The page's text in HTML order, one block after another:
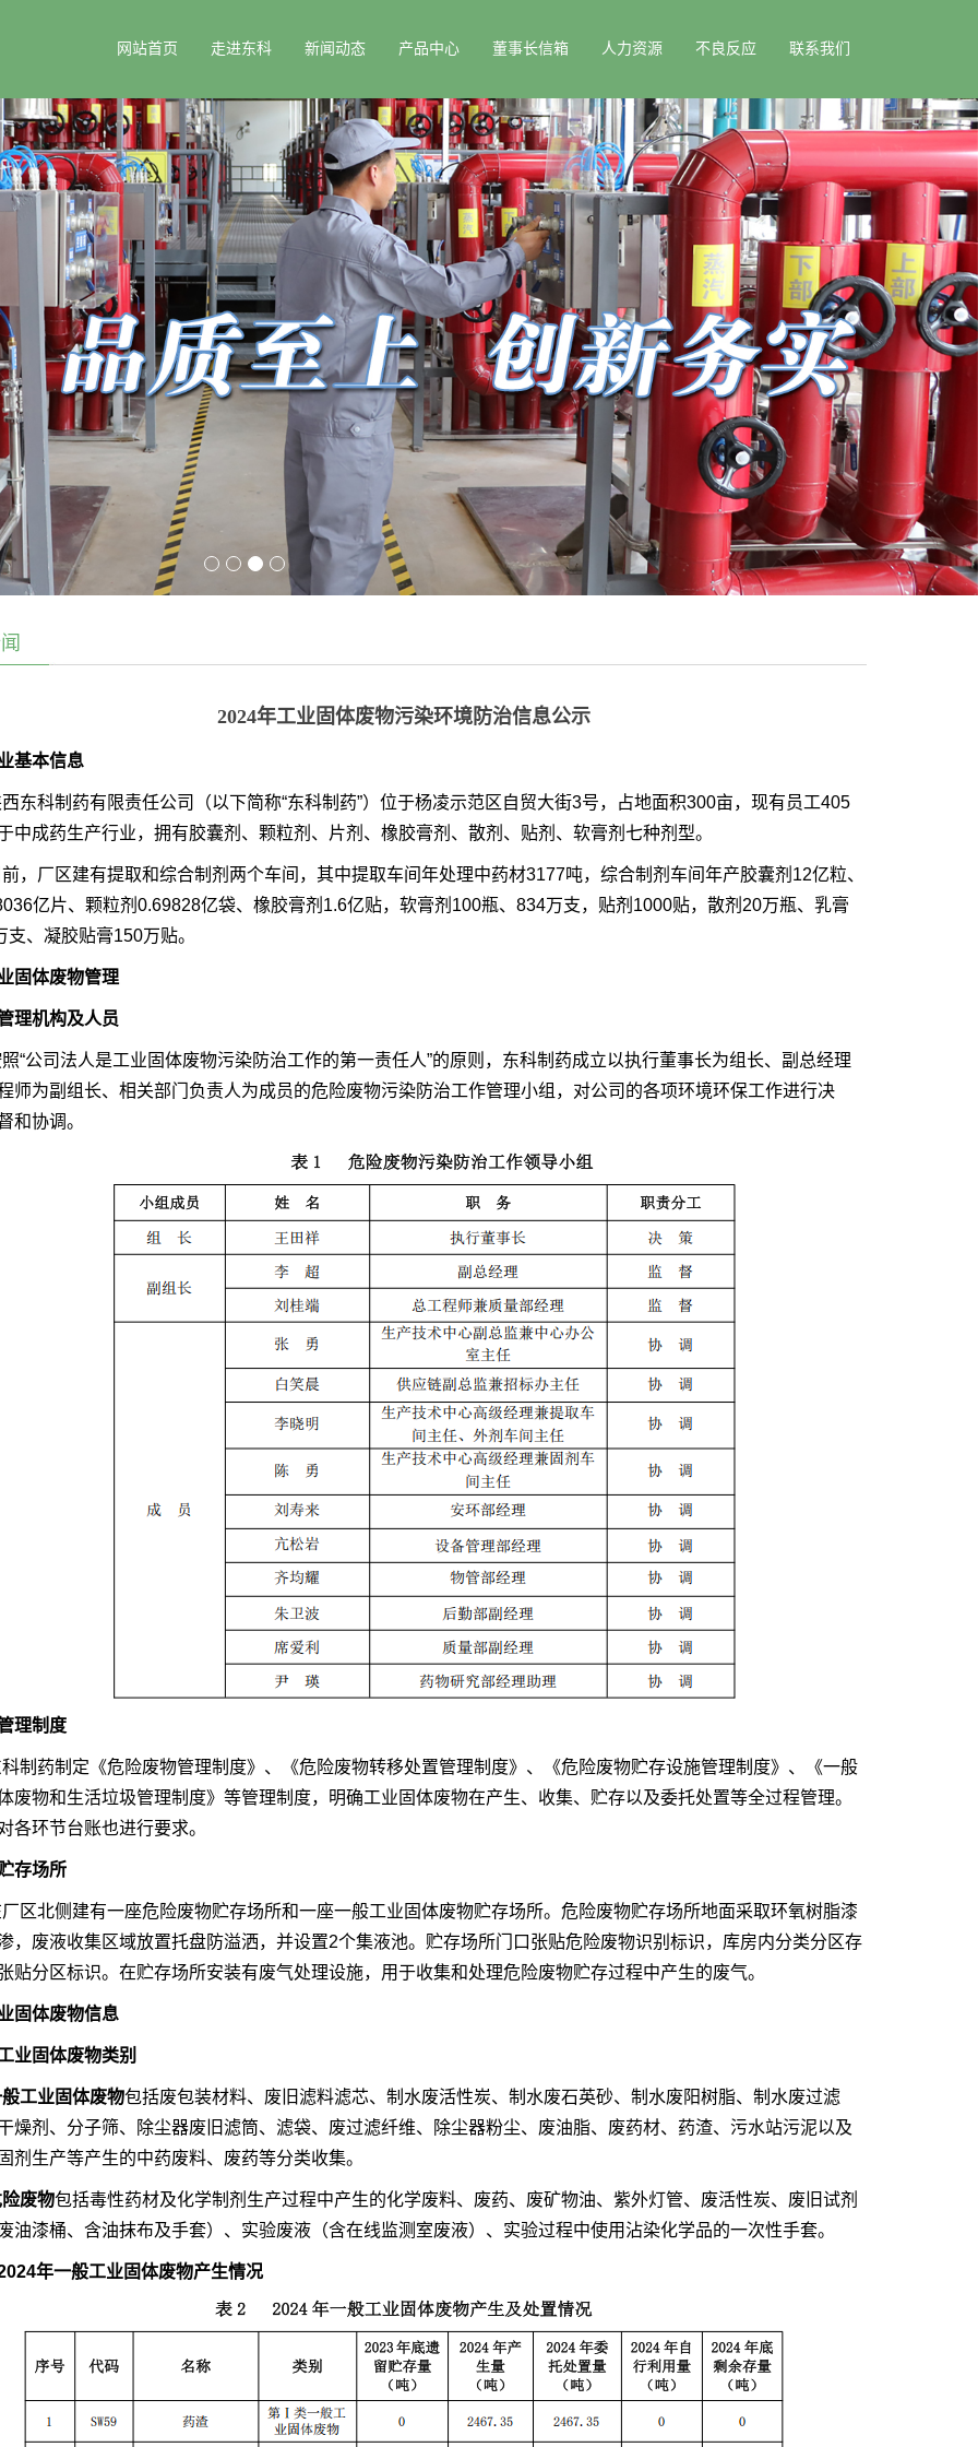
网站首页 走进东科 新闻动态 产品中心 董事长信箱 人力资源 不良反应 联系我们
2024年工业固体废物污染环境防治信息公示
基本信息
西东科制药有限责任公司 （以下简称“东科制药”）位于杨凌示范区自贸大街3号，占地面积300亩，现有员工405
中成药生产行业，拥有胶囊剂、颗粒剂、片剂、橡胶膏剂、散剂、贴剂、软膏剂七种剂型。
前，厂区建有提取和综合制剂两个车间，其中提取车间年处理中药材3177吨，综合制剂车间年产胶囊剂12亿粒、
亿片、颗粒剂0.69828亿袋、橡胶膏剂1.6亿贴，软膏剂100瓶、834万支，贴剂1000贴，散剂20万瓶、乳膏
支、凝胶贴膏150万贴。
固体废物管理
理机构及人员
“公司法人是工业固体废物污染防治工作的第一责任人”的原则，东科制药成立以执行董事长为组长、副总经理
师为副组长、相关部门负责人为成员的危险废物污染防治工作管理小组，对公司的各项环境环保工作进行决
和协调。
理制度
科制药制定《危险废物管理制度》、《危险废物转移处置管理制度》、《危险废物贮存设施管理制度》、《一般
废物和生活垃圾管理制度》等管理制度，明确工业固体废物在产生、收集、贮存以及委托处置等全过程管理。
各环节台账也进行要求。
存场所
区北侧建有一座危险废物贮存场所和一座一般工业固体废物贮存场所。危险废物贮存场所地面采取环氧树脂漆
，废液收集区域放置托盘防溢洒，并设置2个集液池。贮存场所门口张贴危险废物识别标识，库房内分类分区存
贴分区标识。在贮存场所安装有废气处理设施，用于收集和处理危险废物贮存过程中产生的废气。
固体废物信息
业固体废物类别
工业固体废物包括废包装材料、废旧滤料滤芯、制水废活性炭、制水废石英砂、制水废阳树脂、制水废过滤
燥剂、分子筛、除尘器废旧滤筒、滤袋、废过滤纤维、除尘器粉尘、废油脂、废药材、药渣、污水站污泥以及
剂生产等产生的中药废料、废药等分类收集。
废物包括毒性药材及化学制剂生产过程中产生的化学废料、废药、废矿物油、紫外灯管、废活性炭、废旧试剂
油漆桶、含油抹布及手套）、实验废液（含在线监测室废液）、实验过程中使用沾染化学品的一次性手套。
024年一般工业固体废物产生情况